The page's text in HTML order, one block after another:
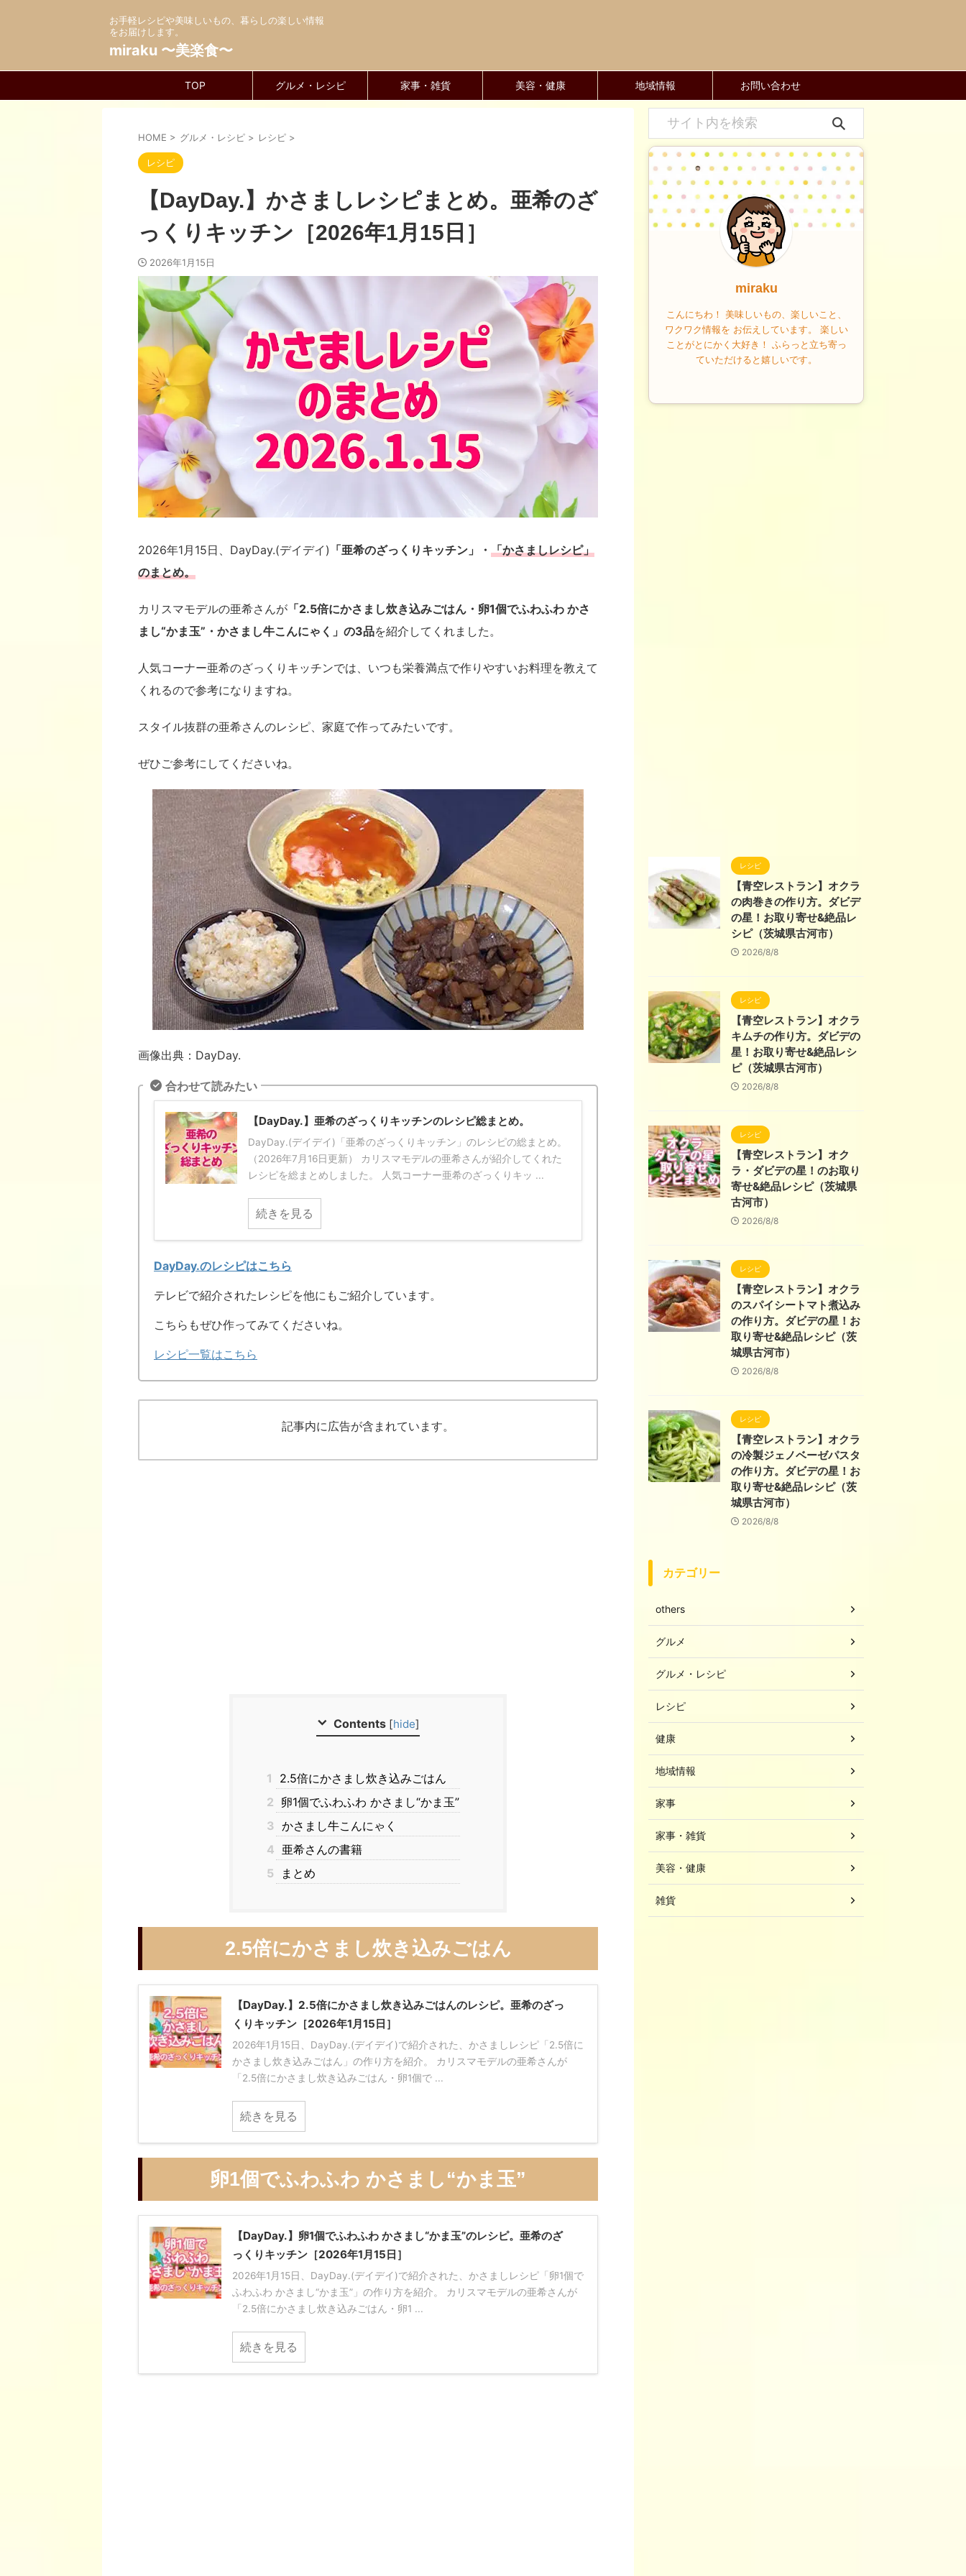
お手軽レシピや美味しいもの、暮らしの楽しい情報
をお届けします。
miraku 〜美楽食〜
TOP グルメ・レシピ 家事・雑貨 美容・健康 地域情報 お問い合わせ
HOME > グルメ・レシピ > レシピ >
レシピ
【DayDay.】かさましレシピまとめ。亜希のざ
っくりキッチン［2026年1月15日］
2026年1月15日
2026年1月15日、DayDay.(デイデイ) 「亜希のざっくりキッチン」・ 「かさましレシピ」
のまとめ。
カリスマモデルの亜希さんが 「2.5倍にかさまし炊き込みごはん・卵1個でふわふわ かさ
まし“かま玉”・かさまし牛こんにゃく」の3品を紹介してくれました。
人気コーナー亜希のざっくりキッチンでは、いつも栄養満点で作りやすいお料理を教えて
くれるので参考になりますね。
スタイル抜群の亜希さんのレシピ、家庭で作ってみたいです。
ぜひご参考にしてくださいね。
画像出典：DayDay.
合わせて読みたい
【DayDay.】亜希のざっくりキッチンのレシピ総まとめ。
DayDay.(デイデイ)「亜希のざっくりキッチン」のレシピの総まとめ。
（2026年7月16日更新） カリスマモデルの亜希さんが紹介してくれた
レシピを総まとめしました。 人気コーナー亜希のざっくりキッ ...
続きを見る
DayDay.のレシピはこちら
テレビで紹介されたレシピを他にもご紹介しています。
こちらもぜひ作ってみてくださいね。
レシピ一覧はこちら
記事内に広告が含まれています。
Contents [hide]
1
2.5倍にかさまし炊き込みごはん
2 卵1個でふわふわ かさまし“かま玉”
3 かさまし牛こんにゃく
4 亜希さんの書籍
5
まとめ
2.5倍にかさまし炊き込みごはん
【DayDay.】2.5倍にかさまし炊き込みごはんのレシピ。亜希のざっ
くりキッチン［2026年1月15日］
2026年1月15日、DayDay.(デイデイ)で紹介された、かさましレシピ「2.5倍に
かさまし炊き込みごはん」の作り方を紹介。 カリスマモデルの亜希さんが
「2.5倍にかさまし炊き込みごはん・卵1個で ...
続きを見る
卵1個でふわふわ かさまし“かま玉”
【DayDay.】卵1個でふわふわ かさまし“かま玉”のレシピ。亜希のざ
っくりキッチン［2026年1月15日］
2026年1月15日、DayDay.(デイデイ)で紹介された、かさましレシピ「卵1個で
ふわふわ かさまし“かま玉”」の作り方を紹介。 カリスマモデルの亜希さんが
「2.5倍にかさまし炊き込みごはん・卵1 ...
続きを見る
miraku
こんにちわ！ 美味しいもの、楽しいこと、
ワクワク情報を お伝えしています。 楽しい
ことがとにかく大好き！ ふらっと立ち寄っ
ていただけると嬉しいです。
レシピ
【青空レストラン】オクラ
の肉巻きの作り方。ダビデ
の星！お取り寄せ&絶品レ
シピ（茨城県古河市）
2026/8/8
レシピ
【青空レストラン】オクラ
キムチの作り方。ダビデの
星！お取り寄せ&絶品レシ
ピ（茨城県古河市）
2026/8/8
レシピ
【青空レストラン】オク
ラ・ダビデの星！のお取り
寄せ&絶品レシピ（茨城県
古河市）
2026/8/8
レシピ
【青空レストラン】オクラ
のスパイシートマト煮込み
の作り方。ダビデの星！お
取り寄せ&絶品レシピ（茨
城県古河市）
2026/8/8
レシピ
【青空レストラン】オクラ
の冷製ジェノベーゼパスタ
の作り方。ダビデの星！お
取り寄せ&絶品レシピ（茨
城県古河市）
2026/8/8
カテゴリー
others
グルメ
グルメ・レシピ
レシピ
健康
地域情報
家事
家事・雑貨
美容・健康
雑貨